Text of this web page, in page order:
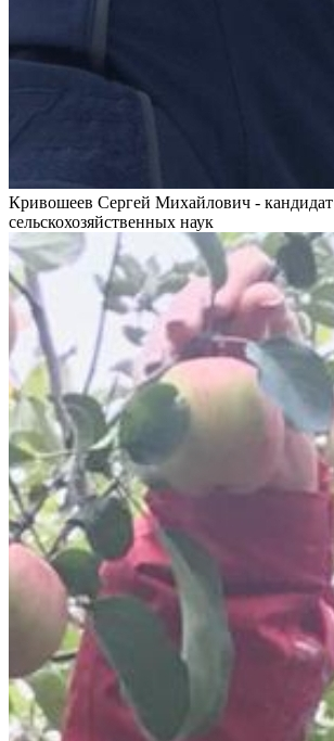
Кривошеев Сергей Михайлович - кандидат
сельскохозяйственных наук